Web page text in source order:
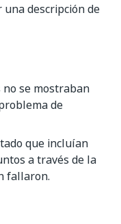
descripción de
no se mostraban
de
que incluían
a través de la
fallaron.